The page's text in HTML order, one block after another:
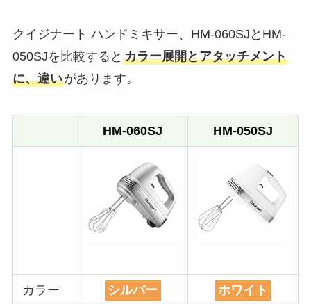
クイジナート ハンドミキサー、HM-060SJとHM-
050SJを比較すると カラー展開とアタッチメント
に、違いがあります。
HM-060SJ HM-050SJ
カラー シルバー ホワイト